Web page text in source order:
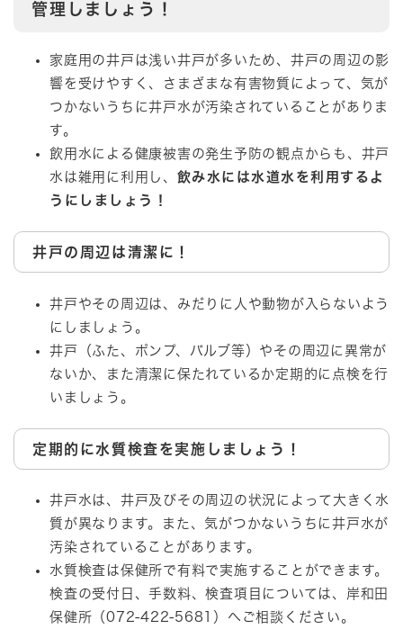
管理しましょう！
家庭用の井戸は浅い井戸が多いため、井戸の周辺の影
響を受けやすく、さまざまな有害物質によって、気が
つかないうちに井戸水が汚染されていることがありま
す。
飲用水による健康被害の発生予防の観点からも、井戸
水は雑用に利用し、 飲み水には水道水を利用するよ
うにしましょう！
井戸の周辺は清潔に！
井戸やその周辺は、みだりに人や動物が入らないよう
にしましょう。
井戸（ふた、ポンプ、バルブ等）やその周辺に異常が
ないか、また清潔に保たれているか定期的に点検を行
いましょう。
定期的に水質検査を実施しましょう！
井戸水は、井戸及びその周辺の状況によって大きく水
質が異なります。また、気がつかないうちに井戸水が
汚染されていることがあります。
水質検査は保健所で有料で実施することができます。
検査の受付日、手数料、検査項目については、岸和田
保健所（072-422-5681）へご相談ください。